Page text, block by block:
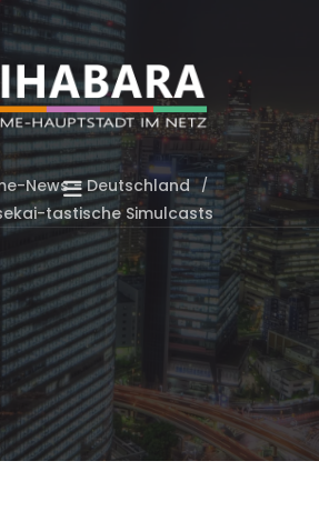
News - Deutschland
tastische Simulcasts